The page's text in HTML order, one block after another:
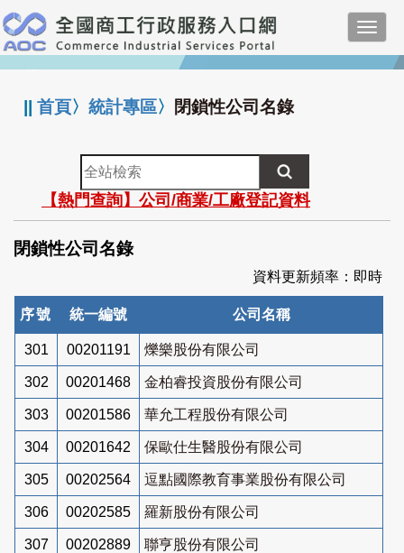
跳
到
主
要
:::
||首頁〉統計專區〉 閉鎖性公司名錄
全
站
檢
索
【熱門查詢】公司/商業/工廠登記資料
閉鎖性公司名錄
資料更新頻率：即時
序號 統一編號 公司名稱
301 00201191 爍樂股份有限公司
302 00201468 金柏睿投資股份有限公司
303 00201586 華允工程股份有限公司
304 00201642 保歐仕生醫股份有限公司
305 00202564 逗點國際教育事業股份有限公司
306 00202585 羅新股份有限公司
307 00202889 聯亨股份有限公司